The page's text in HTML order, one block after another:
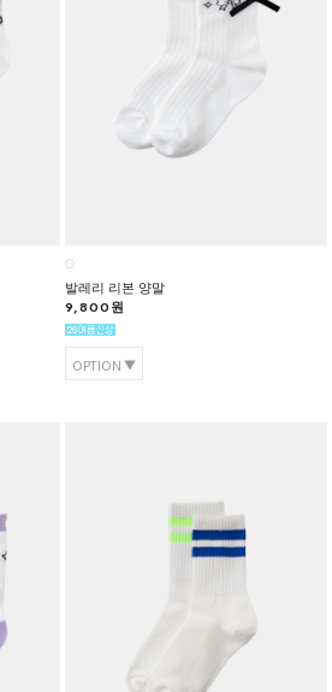
발레리 리본 양말
9,800원
OPTION